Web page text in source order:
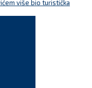
više bio turistička